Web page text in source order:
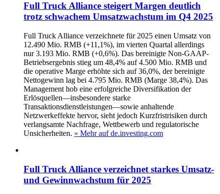
Full Truck Alliance steigert Margen deutlich
trotz schwachem Umsatzwachstum im Q4 2025
Full Truck Alliance verzeichnete für 2025 einen Umsatz von
12.490 Mio. RMB (+11,1%), im vierten Quartal allerdings
nur 3.193 Mio. RMB (+0,6%). Das bereinigte Non-GAAP-
Betriebsergebnis stieg um 48,4% auf 4.500 Mio. RMB und
die operative Marge erhöhte sich auf 36,0%, der bereinigte
Nettogewinn lag bei 4.795 Mio. RMB (Marge 38,4%). Das
Management hob eine erfolgreiche Diversifikation der
Erlösquellen—insbesondere starke
Transaktionsdienstleistungen—sowie anhaltende
Netzwerkeffekte hervor, sieht jedoch Kurzfristrisiken durch
verlangsamte Nachfrage, Wettbewerb und regulatorische
Unsicherheiten. » Mehr auf de.investing.com
Full Truck Alliance verzeichnet starkes Umsatz-
und Gewinnwachstum für 2025